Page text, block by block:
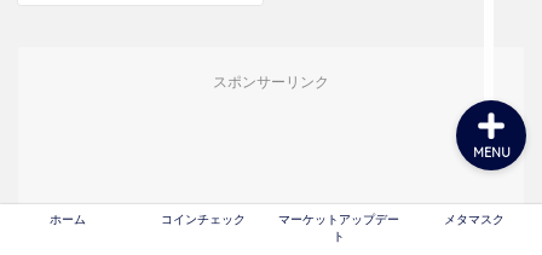
スポンサーリンク
ホーム コインチェック
マーケットアップデー
ト
メタマスク
MENU